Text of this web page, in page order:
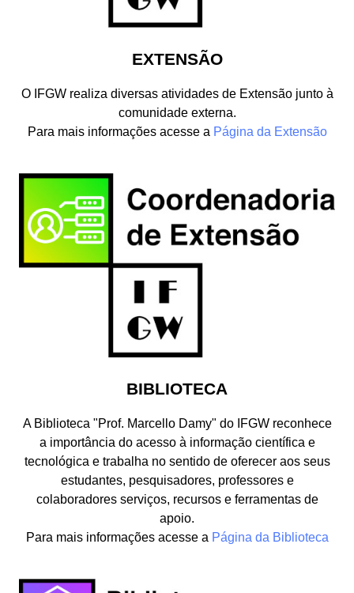
EXTENSÃO
O IFGW realiza diversas atividades de Extensão junto à
comunidade externa.
Para mais informações acesse a Página da Extensão
BIBLIOTECA
A Biblioteca "Prof. Marcello Damy" do IFGW reconhece
a importância do acesso à informação científica e
tecnológica e trabalha no sentido de oferecer aos seus
estudantes, pesquisadores, professores e
colaboradores serviços, recursos e ferramentas de
apoio.
Para mais informações acesse a Página da Biblioteca